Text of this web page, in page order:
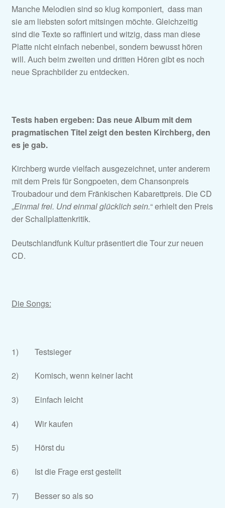
Manche Melodien sind so klug komponiert, dass man
sie am liebsten sofort mitsingen möchte. Gleichzeitig
sind die Texte so raffiniert und witzig, dass man diese
Platte nicht einfach nebenbei, sondern bewusst hören
will. Auch beim zweiten und dritten Hören gibt es noch
neue Sprachbilder zu entdecken.
Tests haben ergeben: Das neue Album mit dem
pragmatischen Titel zeigt den besten Kirchberg, den
es je gab.
Kirchberg wurde vielfach ausgezeichnet, unter anderem
mit dem Preis für Songpoeten, dem Chansonpreis
Troubadour und dem Fränkischen Kabarettpreis. Die CD
„Einmal frei. Und einmal glücklich sein.“ erhielt den Preis
der Schallplattenkritik.
Deutschlandfunk Kultur präsentiert die Tour zur neuen
CD.
Die Songs:
1) Testsieger
2) Komisch, wenn keiner lacht
3) Einfach leicht
4) Wir kaufen
5) Hörst du
6) Ist die Frage erst gestellt
7) Besser so als so